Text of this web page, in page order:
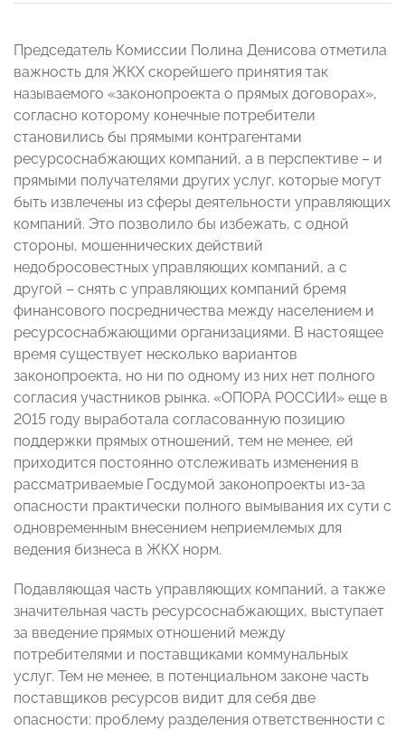
Председатель Комиссии Полина Денисова отметила
важность для ЖКХ скорейшего принятия так
называемого «законопроекта о прямых договорах»,
согласно которому конечные потребители
становились бы прямыми контрагентами
ресурсоснабжающих компаний, а в перспективе – и
прямыми получателями других услуг, которые могут
быть извлечены из сферы деятельности управляющих
компаний. Это позволило бы избежать, с одной
стороны, мошеннических действий
недобросовестных управляющих компаний, а с
другой – снять с управляющих компаний бремя
финансового посредничества между населением и
ресурсоснабжающими организациями. В настоящее
время существует несколько вариантов
законопроекта, но ни по одному из них нет полного
согласия участников рынка. «ОПОРА РОССИИ» еще в
2015 году выработала согласованную позицию
поддержки прямых отношений, тем не менее, ей
приходится постоянно отслеживать изменения в
рассматриваемые Госдумой законопроекты из-за
опасности практически полного вымывания их сути с
одновременным внесением неприемлемых для
ведения бизнеса в ЖКХ норм.
Подавляющая часть управляющих компаний, а также
значительная часть ресурсоснабжающих, выступает
за введение прямых отношений между
потребителями и поставщиками коммунальных
услуг. Тем не менее, в потенциальном законе часть
поставщиков ресурсов видит для себя две
опасности: проблему разделения ответственности с